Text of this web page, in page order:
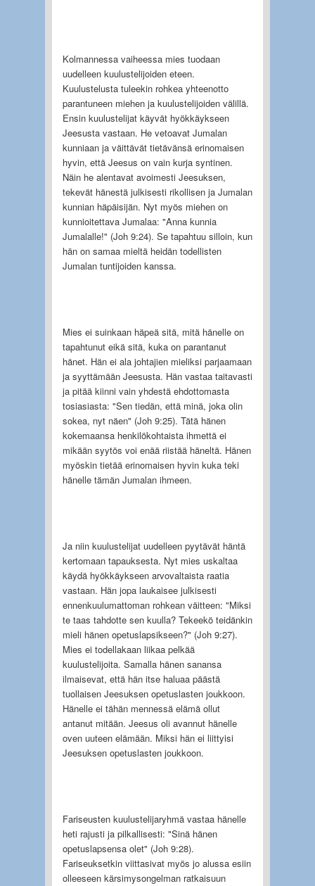
Kolmannessa vaiheessa mies tuodaan
uudelleen kuulustelijoiden eteen.
Kuulustelusta tuleekin rohkea yhteenotto
parantuneen miehen ja kuulustelijoiden välillä.
Ensin kuulustelijat käyvät hyökkäykseen
Jeesusta vastaan. He vetoavat Jumalan
kunniaan ja väittävät tietävänsä erinomaisen
hyvin, että Jeesus on vain kurja syntinen.
Näin he alentavat avoimesti Jeesuksen,
tekevät hänestä julkisesti rikollisen ja Jumalan
kunnian häpäisijän. Nyt myös miehen on
kunnioitettava Jumalaa: "Anna kunnia
Jumalalle!" (Joh 9:24). Se tapahtuu silloin, kun
hän on samaa mieltä heidän todellisten
Jumalan tuntijoiden kanssa.
Mies ei suinkaan häpeä sitä, mitä hänelle on
tapahtunut eikä sitä, kuka on parantanut
hänet. Hän ei ala johtajien mieliksi parjaamaan
ja syyttämään Jeesusta. Hän vastaa taitavasti
ja pitää kiinni vain yhdestä ehdottomasta
tosiasiasta: "Sen tiedän, että minä, joka olin
sokea, nyt näen" (Joh 9:25). Tätä hänen
kokemaansa henkilökohtaista ihmettä ei
mikään syytös voi enää riistää häneltä. Hänen
myöskin tietää erinomaisen hyvin kuka teki
hänelle tämän Jumalan ihmeen.
Ja niin kuulustelijat uudelleen pyytävät häntä
kertomaan tapauksesta. Nyt mies uskaltaa
käydä hyökkäykseen arvovaltaista raatia
vastaan. Hän jopa laukaisee julkisesti
ennenkuulumattoman rohkean väitteen: "Miksi
te taas tahdotte sen kuulla? Tekeekö teidänkin
mieli hänen opetuslapsikseen?" (Joh 9:27).
Mies ei todellakaan liikaa pelkää
kuulustelijoita. Samalla hänen sanansa
ilmaisevat, että hän itse haluaa päästä
tuollaisen Jeesuksen opetuslasten joukkoon.
Hänelle ei tähän mennessä elämä ollut
antanut mitään. Jeesus oli avannut hänelle
oven uuteen elämään. Miksi hän ei liittyisi
Jeesuksen opetuslasten joukkoon.
Fariseusten kuulustelijaryhmä vastaa hänelle
heti rajusti ja pilkallisesti: "Sinä hänen
opetuslapsensa olet" (Joh 9:28).
Fariseuksetkin viittasivat myös jo alussa esiin
olleeseen kärsimysongelman ratkaisuun